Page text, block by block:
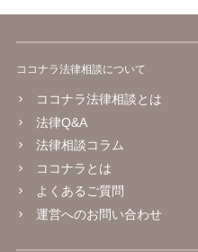
ココナラ法律相談について
ココナラ法律相談とは
法律Q&A
法律相談コラム
ココナラとは
よくあるご質問
運営へのお問い合わせ